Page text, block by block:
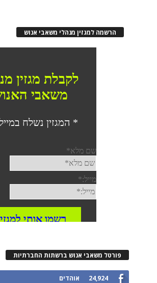
הרשמה למגזין מנהלי משאבי אנוש
פורטל משאבי אנוש ברשתות החברתיות
24,924 אוהדים